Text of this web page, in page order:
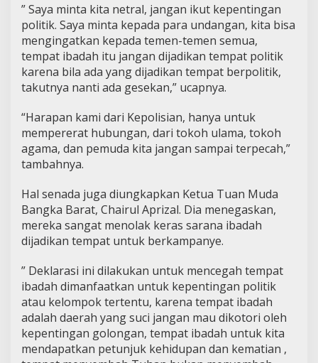
” Saya minta kita netral, jangan ikut kepentingan
politik. Saya minta kepada para undangan, kita bisa
mengingatkan kepada temen-temen semua,
tempat ibadah itu jangan dijadikan tempat politik
karena bila ada yang dijadikan tempat berpolitik,
takutnya nanti ada gesekan,” ucapnya.
“Harapan kami dari Kepolisian, hanya untuk
mempererat hubungan, dari tokoh ulama, tokoh
agama, dan pemuda kita jangan sampai terpecah,”
tambahnya.
Hal senada juga diungkapkan Ketua Tuan Muda
Bangka Barat, Chairul Aprizal. Dia menegaskan,
mereka sangat menolak keras sarana ibadah
dijadikan tempat untuk berkampanye.
” Deklarasi ini dilakukan untuk mencegah tempat
ibadah dimanfaatkan untuk kepentingan politik
atau kelompok tertentu, karena tempat ibadah
adalah daerah yang suci jangan mau dikotori oleh
kepentingan golongan, tempat ibadah untuk kita
mendapatkan petunjuk kehidupan dan kematian ,